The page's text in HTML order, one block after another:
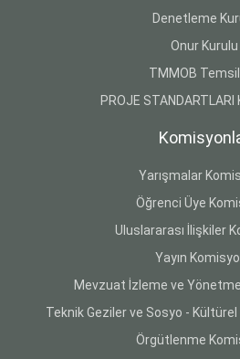
Denetleme
Onur Kurulu
TMMOB
PROJE STANDARTLARI
Yarışmalar
Öğrenci Üye
Uluslararası İlişkiler
Yayın
Mevzuat İzleme ve
Teknik Geziler ve Sosyo -
Örgütlenme